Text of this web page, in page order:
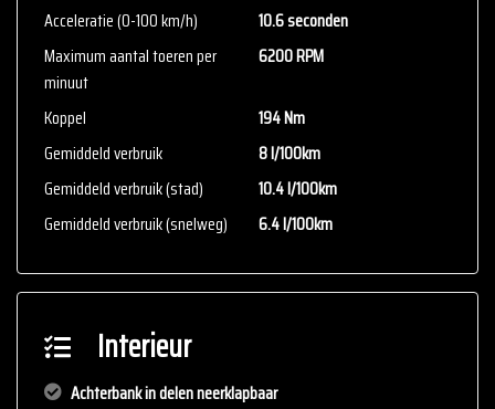
Acceleratie (0-100 km/h)
10.6 seconden
Maximum aantal toeren per
minuut
6200 RPM
Koppel
194 Nm
Gemiddeld verbruik
8 l/100km
Gemiddeld verbruik (stad)
10.4 l/100km
Gemiddeld verbruik (snelweg)
6.4 l/100km
Interieur
Achterbank in delen neerklapbaar